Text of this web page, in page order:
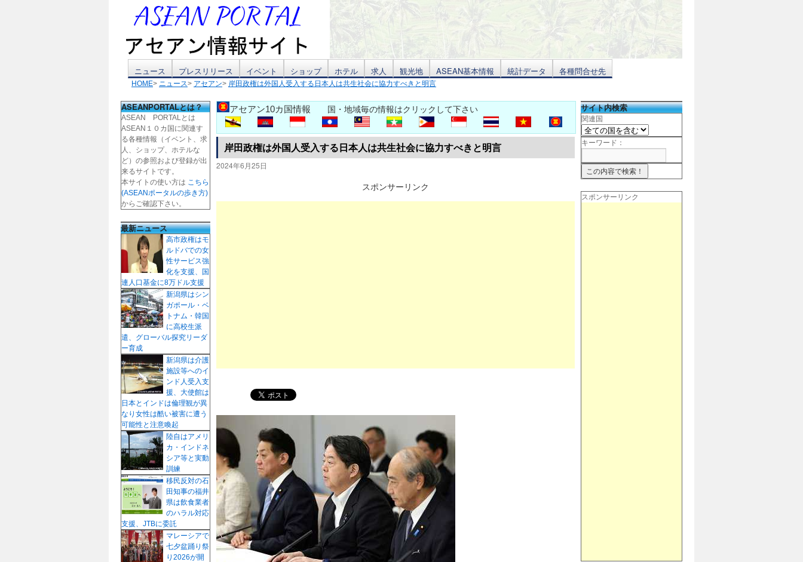
テ
ン
ツ
へ
ス
キ
ッ
プ
ニュース プレスリリース イベント ショップ ホテル 求人 観光地 ASEAN基本情報 統計データ 各種問合せ先
HOME> ニュース> アセアン> 岸田政権は外国人受入する日本人は共生社会に協力すべきと明言
アセアン10カ国情報 国・地域毎の情報はクリックして下さい
岸田政権は外国人受入する日本人は共生社会に協力すべきと明言
2024年6月25日
スポンサーリンク
ASEANPORTALとは？
ASEAN PORTALとは
ASEAN１０カ国に関連す
る各種情報（イベント、求
人、ショップ、ホテルな
ど）の参照および登録が出
来るサイトです。
本サイトの使い方は こちら
(ASEANポータルの歩き方)
からご確認下さい。
最新ニュース
高市政権はモ
ルドバでの女
性サービス強
化を支援、国
連人口基金に8万ドル支援
新潟県はシン
ガポール・ベ
トナム・韓国
に高校生派
遣、グローバル探究リーダ
ー育成
新潟県は介護
施設等へのイ
ンド人受入支
援、大使館は
日本とインドは倫理観が異
なり女性は酷い被害に遭う
可能性と注意喚起
陸自はアメリ
カ・インドネ
シア等と実動
訓練
移民反対の石
田知事の福井
県は飲食業者
のハラル対応
支援、JTBに委託
マレーシアで
七夕盆踊り祭
り2026が開
サイト内検索
関連国
キーワード：
スポンサーリンク